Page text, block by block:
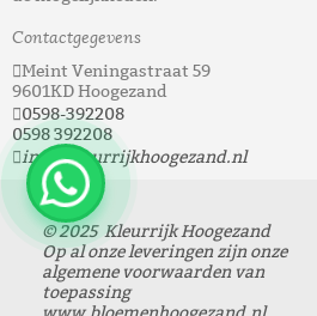
Contactgegevens
Meint Veningastraat 59
9601KD Hoogezand
0598-392208
0598 392208
info@kleurrijkhoogezand.nl
© 2025 Kleurrijk Hoogezand
Op al onze leveringen zijn onze
algemene voorwaarden van
toepassing